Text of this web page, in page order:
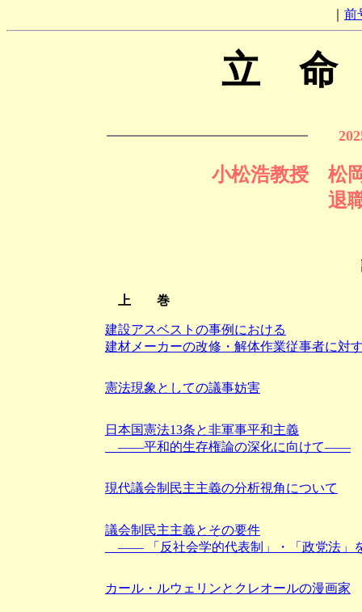
前
立
小松浩教授 松
退
上 巻
建設アスベストの事例における
建材メーカーの改修・解体作業従事者に対
憲法現象としての議事妨害
日本国憲法13条と非軍事平和主義
――平和的生存権論の深化に向けて――
現代議会制民主主義の分析視角について
議会制民主主義とその要件
―― 「反社会学的代表制」・「政党法」
カール・ルウェリンとクレオールの漫画家